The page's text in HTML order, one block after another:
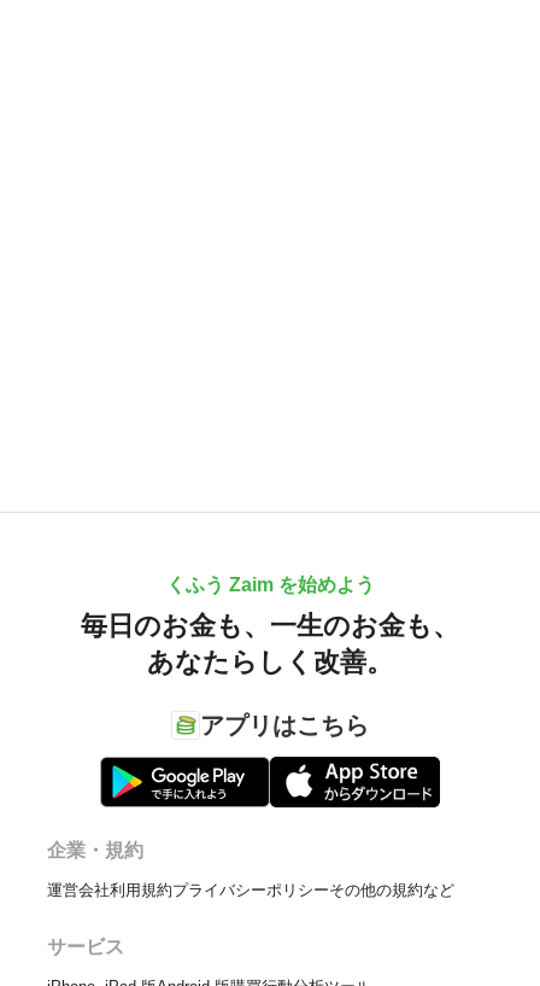
くふう Zaim を始めよう
毎日のお金も、 一生のお金も、
あなたらしく改善。
アプリはこちら
企業・規約
運営会社利用規約プライバシーポリシーその他の規約など
サービス